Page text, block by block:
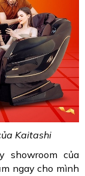
Kaitashi
showroom của
ngay cho mình